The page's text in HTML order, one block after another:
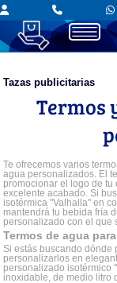
Tazas publicitarias
Termos
Te ofrecemos varios
agua personalizados. El
promocionar el logo de tu
excelente acabado. Si
isotérmica "Valhalla" en
mantendrá tu bebida fría
personalizado con el que
Termos de agua
Si estás buscando dónde
personalizarlos en
personalizado isotérmico
inoxidable, de medio litro